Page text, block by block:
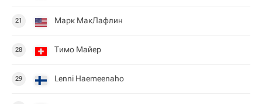
21 Марк МакЛафлин
28 Тимо Майер
29 Lenni Haemeenaho